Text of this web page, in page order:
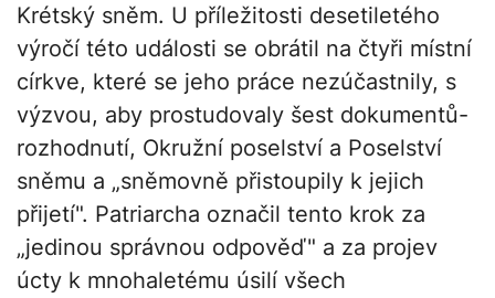
Krétský sněm. U příležitosti desetiletého
výročí této události se obrátil na čtyři místní
církve, které se jeho práce nezúčastnily, s
výzvou, aby prostudovaly šest dokumentů-
rozhodnutí, Okružní poselství a Poselství
sněmu a „sněmovně přistoupily k jejich
přijetí". Patriarcha označil tento krok za
„jedinou správnou odpověď" a za projev
úcty k mnohaletému úsilí všech